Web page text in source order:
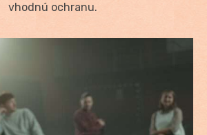
vhodnú ochranu.